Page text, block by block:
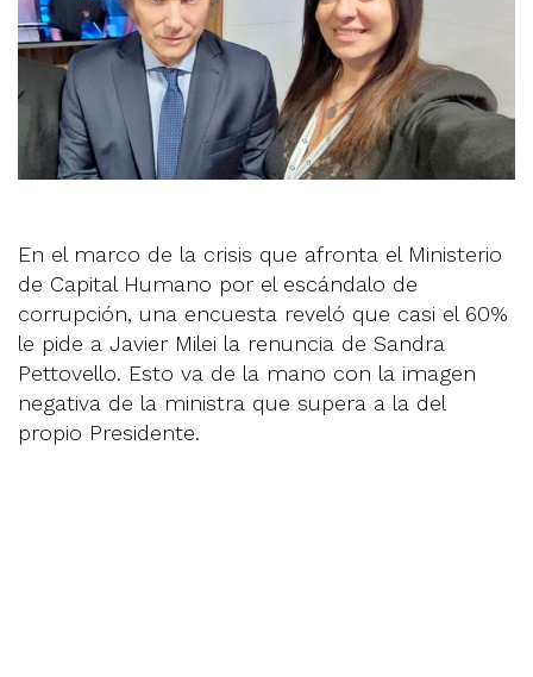
En el marco de la crisis que afronta el Ministerio
de Capital Humano por el escándalo de
corrupción, una encuesta reveló que casi el 60%
le pide a Javier Milei la renuncia de Sandra
Pettovello. Esto va de la mano con la imagen
negativa de la ministra que supera a la del
propio Presidente.